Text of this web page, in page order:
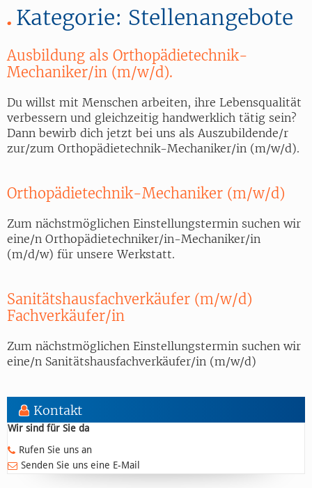
Kategorie: Stellenangebote
Ausbildung als Orthopädietechnik-
Mechaniker/in (m/w/d).
Du willst mit Menschen arbeiten, ihre Lebensqualität
verbessern und gleichzeitig handwerklich tätig sein?
Dann bewirb dich jetzt bei uns als Auszubildende/r
zur/zum Orthopädietechnik-Mechaniker/in (m/w/d).
Orthopädietechnik-Mechaniker (m/w/d)
Zum nächstmöglichen Einstellungstermin suchen wir
eine/n Orthopädietechniker/in-Mechaniker/in
(m/d/w) für unsere Werkstatt.
Sanitätshausfachverkäufer (m/w/d)
Fachverkäufer/in
Zum nächstmöglichen Einstellungstermin suchen wir
eine/n Sanitätshausfachverkäufer/in (m/w/d)
Kontakt
Wir sind für Sie da
Rufen Sie uns an
Senden Sie uns eine E-Mail